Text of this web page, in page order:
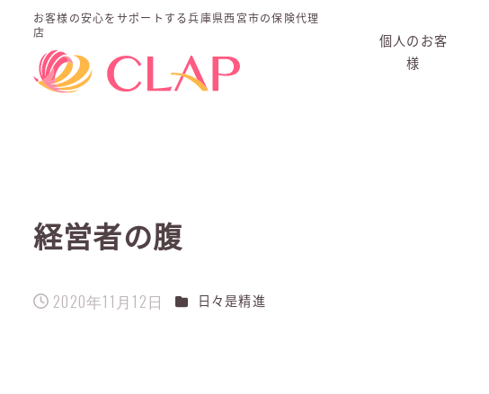
お客様の安心をサポートする兵庫県西宮市の保険代理
店
個人のお客
様
経営者の腹
投稿日
2020年11月12日 カテゴリー
日々是精進